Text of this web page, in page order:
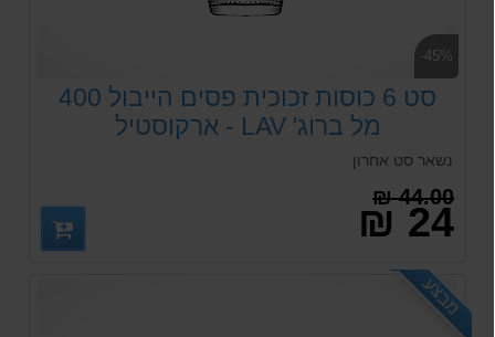
-45%
סט 6 כוסות זכוכית פסים הייבול 400
מל ברוג' LAV - ארקוסטיל
נשאר סט אחרון
44.00 ₪
24 ₪
מבצע